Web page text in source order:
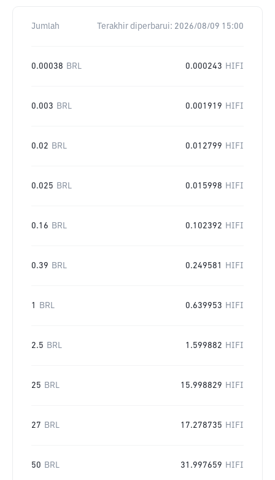
Jumlah Terakhir diperbarui: 2026/08/09 15:00
0.00038 BRL 0.000243 HIFI
0.003 BRL 0.001919 HIFI
0.02 BRL 0.012799 HIFI
0.025 BRL 0.015998 HIFI
0.16 BRL 0.102392 HIFI
0.39 BRL 0.249581 HIFI
1 BRL 0.639953 HIFI
2.5 BRL 1.599882 HIFI
25 BRL 15.998829 HIFI
27 BRL 17.278735 HIFI
50 BRL 31.997659 HIFI